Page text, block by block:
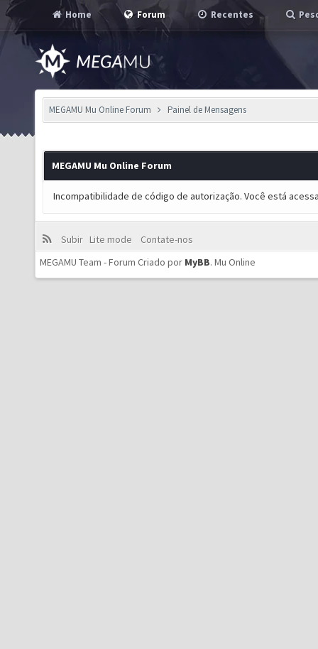
Home Forum Recentes
MEGAMU Mu Online Forum Painel de Mensagens
MEGAMU Mu Online Forum
Incompatibilidade de código de autorização. Você está
Subir Lite mode
Contate-nos
MEGAMU Team - Forum Criado por MyBB. Mu Online